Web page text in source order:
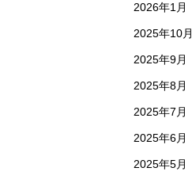
2026年1月
2025年10月
2025年9月
2025年8月
2025年7月
2025年6月
2025年5月